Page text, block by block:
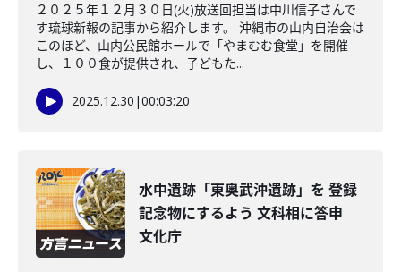
２０２５年１２月３０日(火)放送回担当は中川信子さんで
す琉球新報の記事から紹介します。 沖縄市の山内自治会は
このほど、山内公民館ホールで「やまむむ食堂」を開催
し、１００食が提供され、子どもた...
2025.12.30 |00:03:20
水中遺跡「東奥武沖遺跡」を 登録
記念物にするよう 文科相に答申
文化庁